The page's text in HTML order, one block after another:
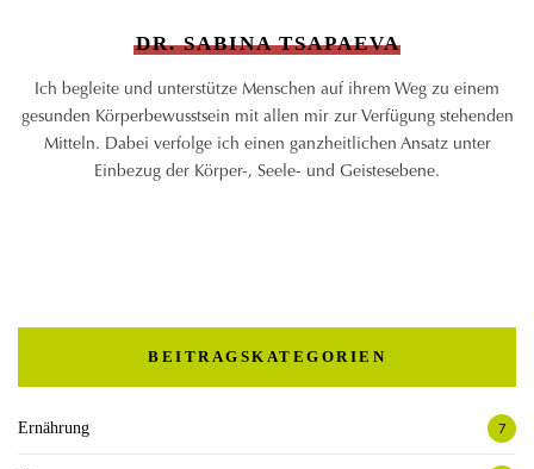
DR. SABINA TSAPAEVA
Ich begleite und unterstütze Menschen auf ihrem Weg zu einem
gesunden Körperbewusstsein mit allen mir zur Verfügung stehenden
Mitteln. Dabei verfolge ich einen ganzheitlichen Ansatz unter
Einbezug der Körper-, Seele- und Geistesebene.
BEITRAGSKATEGORIEN
Ernährung 7